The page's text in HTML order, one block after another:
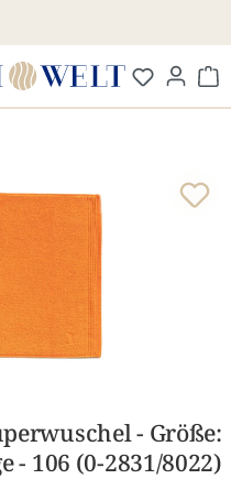
- Größe:
- 106 (0-2831/8022)